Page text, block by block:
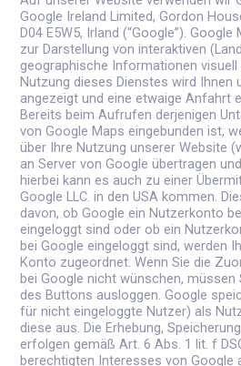
Google Ireland Limited, Gordon
D04 E5W5, Irland (“Google”).
zur Darstellung von interaktiven
geographische Informationen visuell
Nutzung dieses Dienstes wird Ihnen
angezeigt und eine etwaige Anfahrt
Bereits beim Aufrufen derjenigen
von Google Maps eingebunden ist,
über Ihre Nutzung unserer Website
an Server von Google übertragen
hierbei kann es auch zu einer
Google LLC. in den USA kommen.
davon, ob Google ein Nutzerkonto
eingeloggt sind oder ob ein
bei Google eingeloggt sind, werden
Konto zugeordnet. Wenn Sie die
bei Google nicht wünschen, müssen
des Buttons ausloggen. Google
für nicht eingeloggte Nutzer) als
diese aus. Die Erhebung,
erfolgen gemäß Art. 6 Abs. 1 lit. f
berechtigten Interesses von Google